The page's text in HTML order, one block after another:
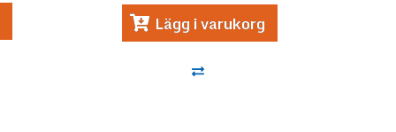
Lägg i varukorg